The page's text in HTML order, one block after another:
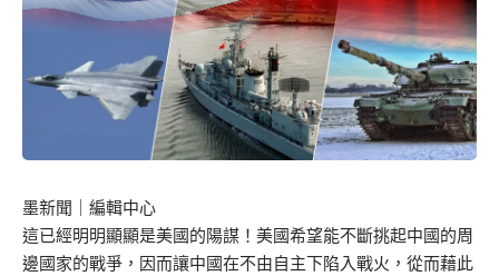
墨新聞
｜編輯中心
這已經明明顯顯是美國的陽謀！美國希望能不斷挑起中國的周
邊國家的戰爭，因而讓中國在不由自主下陷入戰火，從而藉此